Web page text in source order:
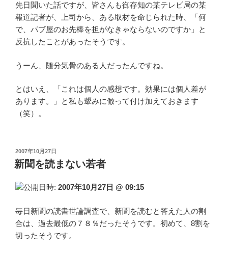
先日聞いた話ですが、皆さんも御存知の某テレビ局の某
報道記者が、上司から、ある取材を命じられた時、「何
で、パブ屋のお先棒を担がなきゃならないのですか」と
反抗したことがあったそうです。
うーん、随分気骨のある人だったんですね。
とはいえ、「これは個人の感想です。効果には個人差が
あります。」と私も顰みに倣って付け加えておきます
（笑）。
投
稿
日:
2007年10月27日
新聞を読まない若者
公開日時: 2007年10月27日 @ 09:15
毎日新聞の読書世論調査で、新聞を読むと答えた人の割
合は、過去最低の７８％だったそうです。初めて、8割を
切ったそうです。